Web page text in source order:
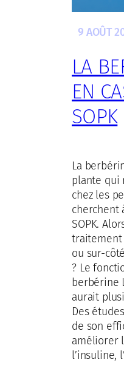
9 AOÛT
LA
EN
SOPK
La
plante qui
chez les
cherchent
SOPK.
ou sur-
? Le
berbérine
aurait
Des
de son
améliorer
l’insuline,